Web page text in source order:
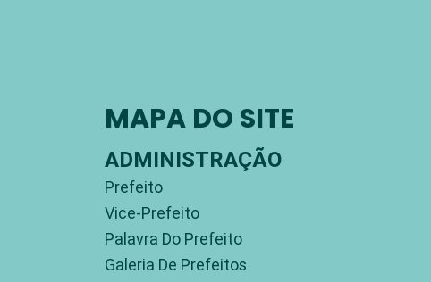
MAPA DO SITE
ADMINISTRAÇÃO
Prefeito
Vice-Prefeito
Palavra Do Prefeito
Galeria De Prefeitos